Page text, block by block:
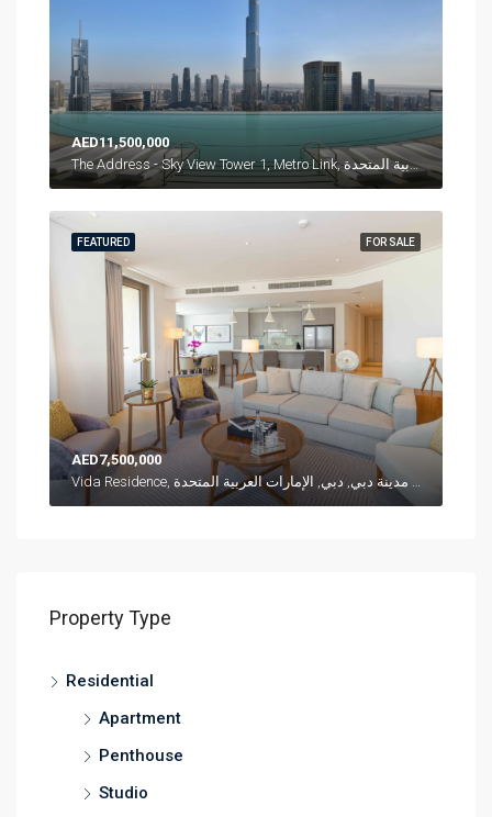
AED11,500,000
The Address - Sky View Tower 1, Metro Link, وسط مدينة دبي, دبي, الإمارات العربية المتحدة
FOR SALE
FEATURED
AED7,500,000
Property Type
Residential
Apartment
Penthouse
Studio